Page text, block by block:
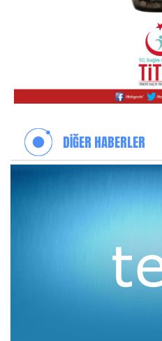
DİĞER HABERLER